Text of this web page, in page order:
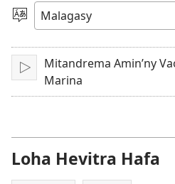
video
Hifidy
Fiteny
Handefa
Mitandrema Amin’ny
Marina
Loha Hevitra Hafa